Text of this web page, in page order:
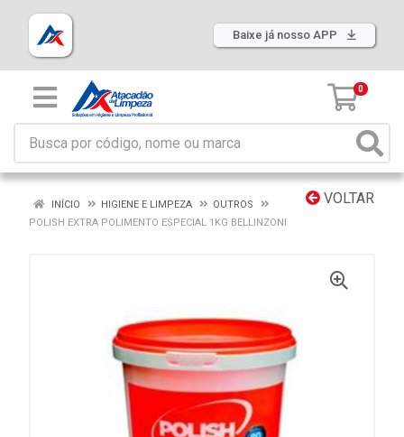
Baixe já nosso APP
0
VOLTAR
INÍCIO HIGIENE E LIMPEZA
OUTROS
POLISH EXTRA POLIMENTO ESPECIAL 1KG BELLINZONI